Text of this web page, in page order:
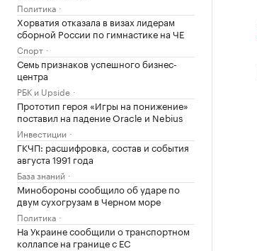
Политика
Хорватия отказала в визах лидерам
сборной России по гимнастике на ЧЕ
Спорт
Семь признаков успешного бизнес-
центра
РБК и Upside
Прототип героя «Игры на понижение»
поставил на падение Oracle и Nebius
Инвестиции
ГКЧП: расшифровка, состав и события
августа 1991 года
База знаний
Минобороны сообщило об ударе по
двум сухогрузам в Черном море
Политика
На Украине сообщили о транспортном
коллапсе на границе с ЕС